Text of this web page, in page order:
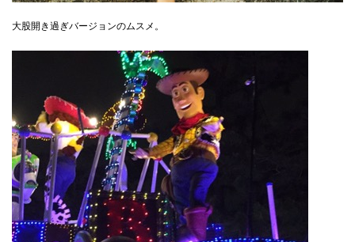
大股開き過ぎバージョンのムスメ。